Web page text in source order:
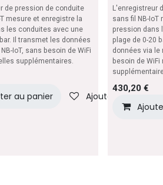
souhaits
de pression de conduite
mesure et enregistre la
les conduites avec une
Il transmet les données
IoT, sans besoin de WiFi
supplémentaires.
au panier Ajouter à la liste de
L'enregistreur
sans fil NB-IoT
pression dans
plage de 0-20
données via le
besoin de
430,20€